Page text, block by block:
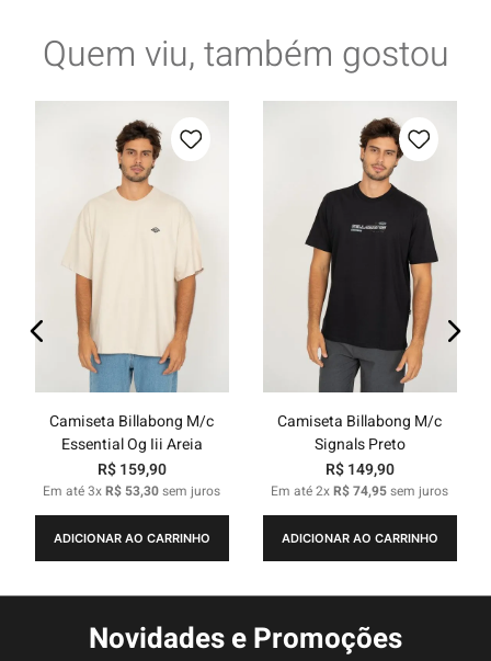
Quem viu, também gostou
Camiseta Billabong M/c
Essential Og Iii Areia
R$ 159,90
Em até3xR$ 53,30sem juros
ADICIONAR AO CARRINHO
Camiseta Billabong M/c
Signals Preto
R$ 149,90
Em até2xR$74,95sem juros
ADICIONAR AO CARRINHO
Novidades e Promoções